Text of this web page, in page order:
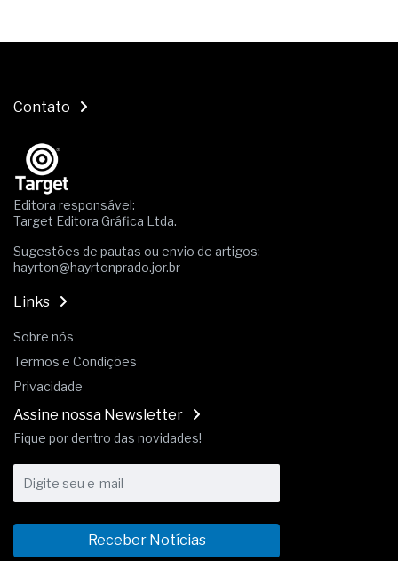
Contato
Editora responsável:
Target Editora Gráfica Ltda.
Sugestões de pautas ou envio de artigos:
hayrton@hayrtonprado.jor.br
Links
Sobre nós
Termos e Condições
Privacidade
Assine nossa Newsletter
Fique por dentro das novidades!
Receber Notícias